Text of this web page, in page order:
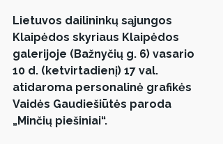
Lietuvos dailininkų sąjungos
Klaipėdos skyriaus Klaipėdos
galerijoje (Bažnyčių g. 6) vasario
10 d. (ketvirtadienį) 17 val.
atidaroma personalinė grafikės
Vaidės Gaudiešiūtės paroda
„Minčių piešiniai“.